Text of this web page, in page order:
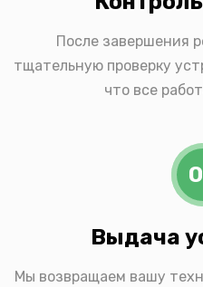
После завершения
тщательную проверку
что все
Выдача
Мы возвращаем вашу